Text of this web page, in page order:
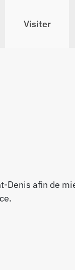
Visiter
Denis afin de